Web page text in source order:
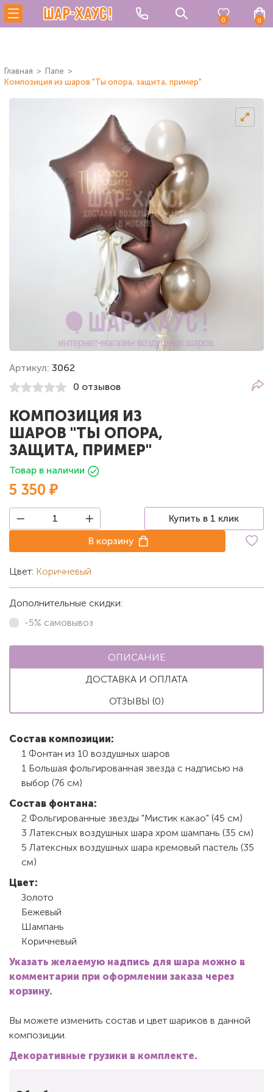
0 0
Главная
Папе
Композиция из шаров "Ты опора, защита, пример"
Артикул: 3062
0 отзывов
КОМПОЗИЦИЯ ИЗ
ШАРОВ "ТЫ ОПОРА,
ЗАЩИТА, ПРИМЕР"
Товар в наличии
5 350 ₽
Купить в 1 клик
В корзину
Цвет: Коричневый
Дополнительные скидки:
-5% самовывоз
ОПИСАНИЕ
ДОСТАВКА И ОПЛАТА
ОТЗЫВЫ (0)
Состав композиции:
1 Фонтан из 10 воздушных шаров
1 Большая фольгированная звезда с надписью на
выбор (76 см)
Состав фонтана:
2 Фольгированные звезды "Мистик какао" (45 см)
3 Латексных воздушных шара хром шампань (35 см)
5 Латексных воздушных шара кремовый пастель (35
см)
Цвет:
Золото
Бежевый
Шампань
Коричневый
Указать желаемую надпись для шара можно в
комментарии при оформлении заказа через
корзину.
Вы можете изменить состав и цвет шариков в данной
композиции.
Декоративные грузики в комплекте.